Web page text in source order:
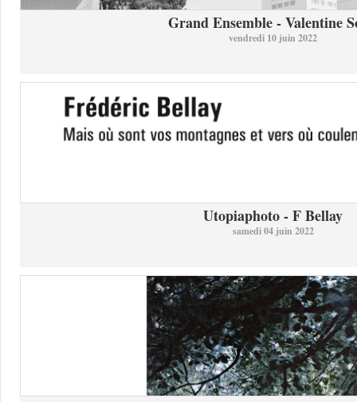
Grand Ensemble - Valentine
vendredi 10 juin 2022
Utopiaphoto - F Bellay
samedi 04 juin 2022